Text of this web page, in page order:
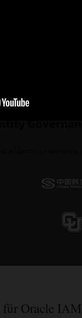
Meinung der
für Oracle